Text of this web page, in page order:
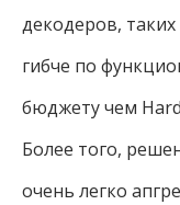
декодеров,
гибче по
бюджету чем
Более того,
очень легко